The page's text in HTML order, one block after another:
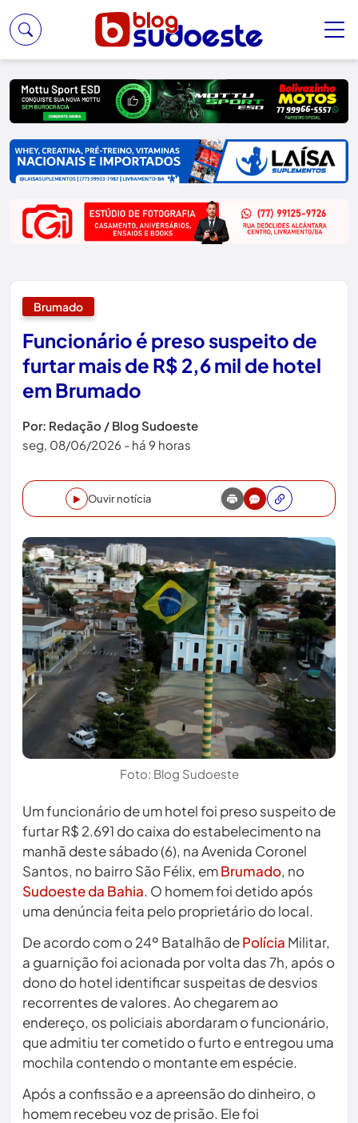
Brumado
Funcionário é preso suspeito de
furtar mais de R$ 2,6 mil de hotel
em Brumado
Por: Redação / Blog Sudoeste
seg, 08/06/2026 - há 9 horas
Ouvir notícia
Foto: Blog Sudoeste
Um funcionário de um hotel foi preso suspeito de
furtar R$ 2.691 do caixa do estabelecimento na
manhã deste sábado (6), na Avenida Coronel
Santos, no bairro São Félix, emBrumado, no
Sudoeste da Bahia. O homem foi detido após
uma denúncia feita pelo proprietário do local.
De acordo com o 24º Batalhão dePolícia Militar,
a guarnição foi acionada por volta das 7h, após o
dono do hotel identificar suspeitas de desvios
recorrentes de valores. Ao chegarem ao
endereço, os policiais abordaram o funcionário,
que admitiu ter cometido o furto e entregou uma
mochila contendo o montante em espécie.
Após a confissão e a apreensão do dinheiro, o
homem recebeu voz de prisão. Ele foi